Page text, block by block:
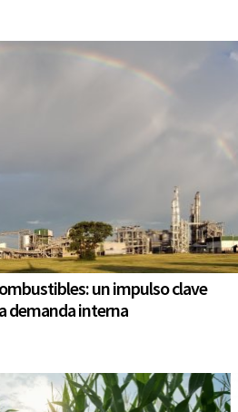
un impulso clave
demanda interna